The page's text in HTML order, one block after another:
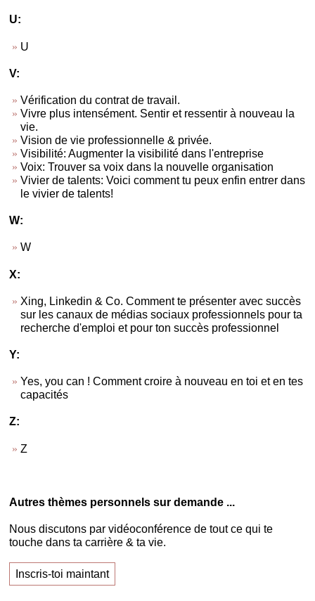
U:
U
V:
Vérification du contrat de travail.
Vivre plus intensément. Sentir et ressentir à nouveau la
vie.
Vision de vie professionnelle & privée.
Visibilité: Augmenter la visibilité dans l'entreprise
Voix: Trouver sa voix dans la nouvelle organisation
Vivier de talents: Voici comment tu peux enfin entrer dans
le vivier de talents!
W:
W
X:
Xing, Linkedin & Co. Comment te présenter avec succès
sur les canaux de médias sociaux professionnels pour ta
recherche d'emploi et pour ton succès professionnel
Y:
Yes, you can ! Comment croire à nouveau en toi et en tes
capacités
Z:
Z
Autres thèmes personnels sur demande ...
Nous discutons par vidéoconférence de tout ce qui te
touche dans ta carrière & ta vie.
Inscris-toi maintant